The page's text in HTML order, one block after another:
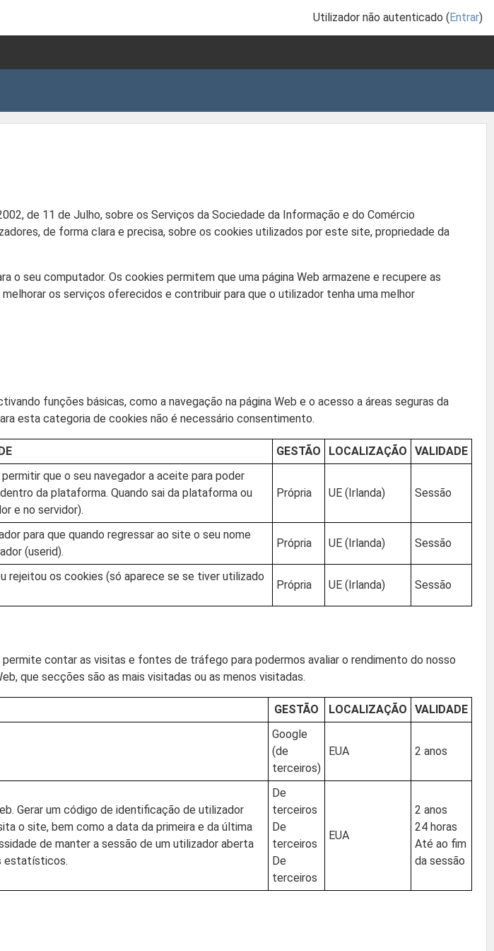
Utilizador não autenticado (Entrar)
de 11 de Julho, sobre os Serviços da Sociedade da Informação e do Comércio
de forma clara e precisa, sobre os cookies utilizados por este site, propriedade da
seu computador. Os cookies permitem que uma página Web armazene e recupere as
os serviços oferecidos e contribuir para que o utilizador tenha uma melhor
funções básicas, como a navegação na página Web e o acesso a áreas seguras da
esta categoria de cookies não é necessário consentimento.
GESTÃO LOCALIZAÇÃO VALIDADE
que o seu navegador a aceite para poder
da plataforma. Quando sai da plataforma ou
e no servidor).
Própria UE (Irlanda) Sessão
para que quando regressar ao site o seu nome
(userid).
Própria UE (Irlanda) Sessão
rejeitou os cookies (só aparece se se tiver utilizado
Própria UE (Irlanda) Sessão
contar as visitas e fontes de tráfego para podermos avaliar o rendimento do nosso
que secções são as mais visitadas ou as menos visitadas.
GESTÃO LOCALIZAÇÃO VALIDADE
Google
(de
terceiros)
EUA 2 anos
Gerar um código de identificação de utilizador
o site, bem como a data da primeira e da última
de manter a sessão de um utilizador aberta
estatísticos.
De
terceiros
De
terceiros
De
terceiros
EUA
2 anos
24 horas
Até ao fim
da sessão